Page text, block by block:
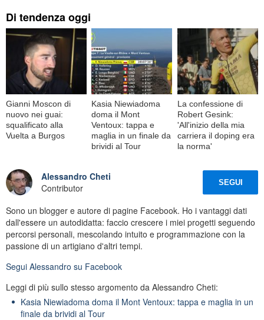
Di tendenza oggi
Gianni Moscon di
nuovo nei guai:
squalificato alla
Vuelta a Burgos
Kasia Niewiadoma
doma il Mont
Ventoux: tappa e
maglia in un finale da
brividi al Tour
La confessione di
Robert Gesink:
'All'inizio della mia
carriera il doping era
la norma'
Alessandro Cheti
Contributor
SEGUI
Sono un blogger e autore di pagine Facebook. Ho i vantaggi dati
dall'essere un autodidatta: faccio crescere i miei progetti seguendo
percorsi personali, mescolando intuito e programmazione con la
passione di un artigiano d'altri tempi.
Segui Alessandro su Facebook
Leggi di più sullo stesso argomento da Alessandro Cheti:
Kasia Niewiadoma doma il Mont Ventoux: tappa e maglia in un
finale da brividi al Tour